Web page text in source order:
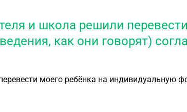
и школа решили
как они говорят)
моего ребёнка на индивидуальную